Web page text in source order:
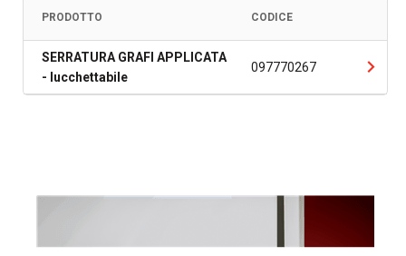
PRODOTTO CODICE
SERRATURA GRAFI APPLICATA
- lucchettabile
097770267